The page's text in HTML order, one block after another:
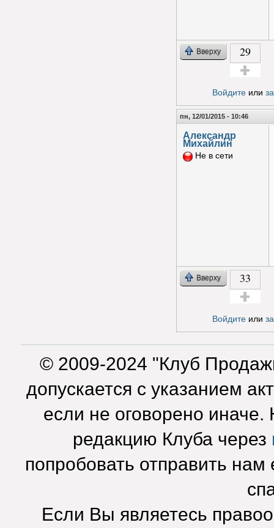
Вверху 29
Войдитеили
пн, 12/01/2015 - 10:46
Александр
Михайлин
Не в сети
Вверху 33
Войдитеили
© 2009-2024 "Клуб
допускается с указанием
если не оговорено
редакцию Клуба через
попробовать отправить нам
Если Вы являетесь